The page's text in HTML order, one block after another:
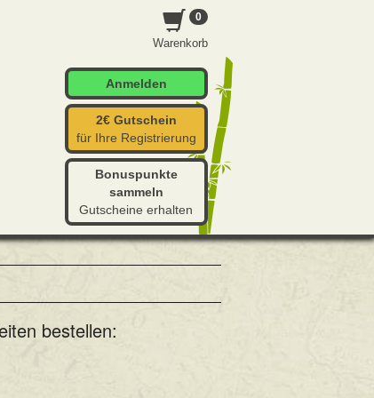
0
Warenkorb
Anmelden
2€ Gutschein
für Ihre Registrierung
Bonuspunkte
sammeln
Gutscheine erhalten
bestellen: